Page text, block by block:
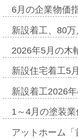
6月の企業物価
新設着工、80
2026年5月の木
新設住宅着工5
新設着工2026
1～4月の塗装
アットホーム